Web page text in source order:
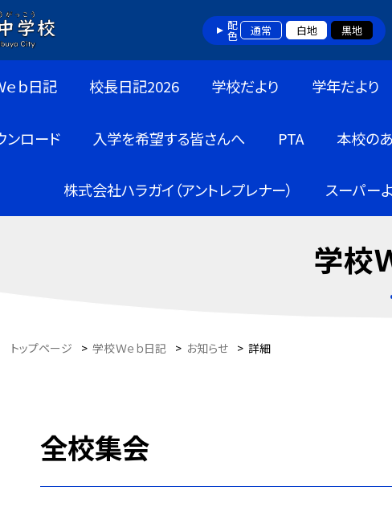
配色 通常 白地 黒地
ｂ日記 校長日記2026 学校だより 学年だより
ンロード 入学を希望する皆さんへ PTA 本校のあ
株式会社ハラガイ（アントレプレナー） スーパー
学校
トップページ > 学校Ｗｅｂ日記 > お知らせ > 詳細
全校集会